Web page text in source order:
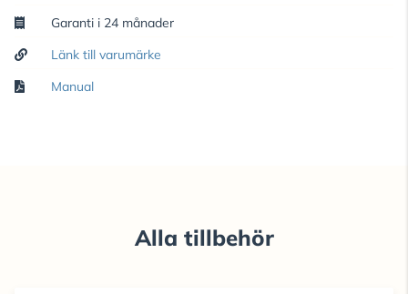
Garanti i 24 månader
Länk till varumärke
Manual
Alla tillbehör